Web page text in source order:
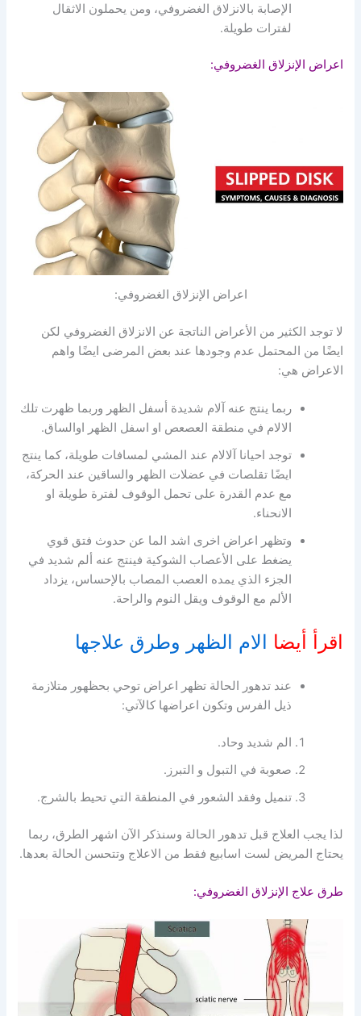
الإصابة بالانزلاق الغضروفي، ومن يحملون الاثقال
لفترات طويلة.
اعراض الإنزلاق الغضروفي:
اعراض الإنزلاق الغضروفي:
لا توجد الكثير من الأعراض الناتجة عن الانزلاق الغضروفي لكن
ايضًا من المحتمل عدم وجودها عند بعض المرضى ايضًا واهم
الاعراض هي:
ربما ينتج عنه آلام شديدة أسفل الظهر وربما ظهرت تلك
الالام في منطقة العصعص او اسفل الظهر اوالساق.
توجد احيانا آلالام عند المشي لمسافات طويلة، كما ينتج
ايضًا تقلصات في عضلات الظهر والساقين عند الحركة،
مع عدم القدرة على تحمل الوقوف لفترة طويلة او
الانحناء.
وتظهر اعراض اخرى اشد الما عن حدوث فتق قوي
يضغط على الأعصاب الشوكية فينتج عنه ألم شديد في
الجزء الذي يمده العصب المصاب بالإحساس، يزداد
الألم مع الوقوف ويقل النوم والراحة.
اقرأ أيضا الام الظهر وطرق علاجها
عند تدهور الحالة تظهر اعراض توحي بحظهور متلازمة
ذيل الفرس وتكون اعراضها كالآتي:
الم شديد وحاد.
صعوبة في التبول و التبرز.
تنميل وفقد الشعور في المنطقة التي تحيط بالشرج.
لذا يجب العلاج قبل تدهور الحالة وسنذكر الآن اشهر الطرق، ربما
يحتاج المريض لست اسابيع فقط من الاعلاج وتتحسن الحالة بعدها.
طرق علاج الإنزلاق الغضروفي: